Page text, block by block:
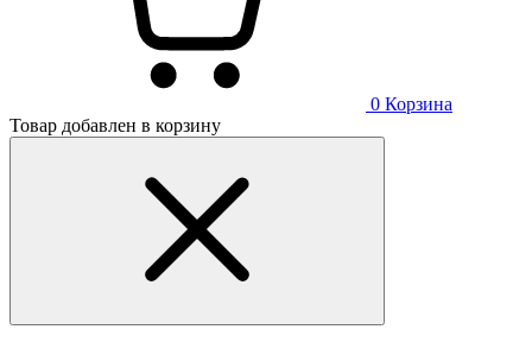
0 Корзина
Товар добавлен в корзину